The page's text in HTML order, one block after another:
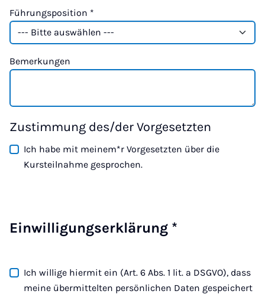
Führungsposition *
Bemerkungen
Zustimmung des/der Vorgesetzten
Ich habe mit meinem*r Vorgesetzten über die
Kursteilnahme gesprochen.
Einwilligungserklärung *
Ich willige hiermit ein (Art. 6 Abs. 1 lit. a DSGVO), dass
meine übermittelten persönlichen Daten gespeichert